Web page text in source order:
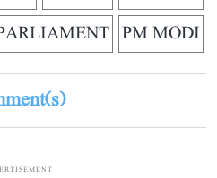
PM MODI